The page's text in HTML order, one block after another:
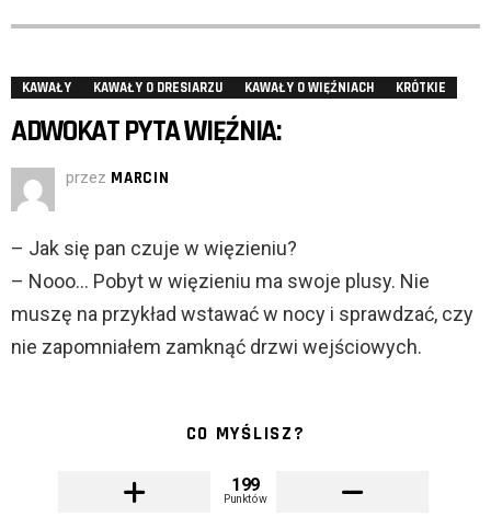
KAWAŁY KAWAŁY O DRESIARZU KAWAŁY O WIĘŹNIACH KRÓTKIE
ADWOKAT PYTA WIĘŹNIA:
przez MARCIN
– Jak się pan czuje w więzieniu?
– Nooo… Pobyt w więzieniu ma swoje plusy. Nie
muszę na przykład wstawać w nocy i sprawdzać, czy
nie zapomniałem zamknąć drzwi wejściowych.
CO MYŚLISZ?
199
Punktów